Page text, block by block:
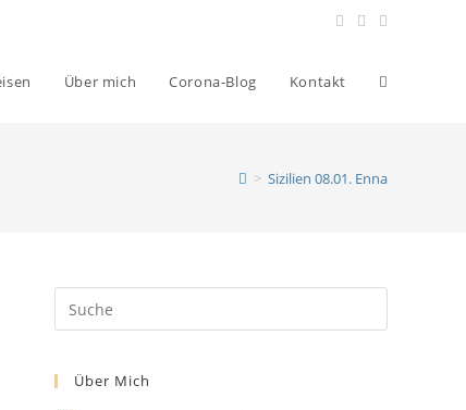
Über mich Corona-Blog Kontakt
> Sizilien 08.01. Enna
Über Mich